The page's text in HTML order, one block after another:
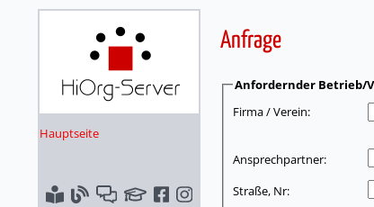
Hauptseite
Anfrage
Anfordernder Betrieb/
Firma / Verein:
Ansprechpartner:
Straße, Nr: